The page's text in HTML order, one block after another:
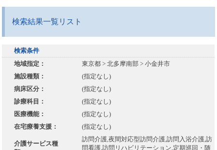
検索結果一覧リスト
検索条件
地域指定：
東京都 > 北多摩南部 > 小金井市
施設種類：
(指定なし)
病床区分：
(指定なし)
診療科目：
(指定なし)
医療機能：
(指定なし)
在宅療養支援：
(指定なし)
介護サービス種
訪問介護,夜間対応型訪問介護,訪問入浴介護,訪
問看護,訪問リハビリテーション,定期巡回・随